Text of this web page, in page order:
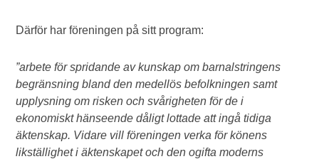
Därför har föreningen på sitt program:
”arbete för spridande av kunskap om barnalstringens
begränsning bland den medellös befolkningen samt
upplysning om risken och svårigheten för de i
ekonomiskt hänseende dåligt lottade att ingå tidiga
äktenskap. Vidare vill föreningen verka för könens
likställighet i äktenskapet och den ogifta moderns